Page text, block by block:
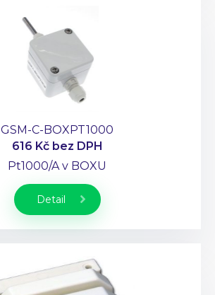
GSM-C-BOXPT1000
616 Kč bez DPH
Pt1000/A v BOXU
Detail